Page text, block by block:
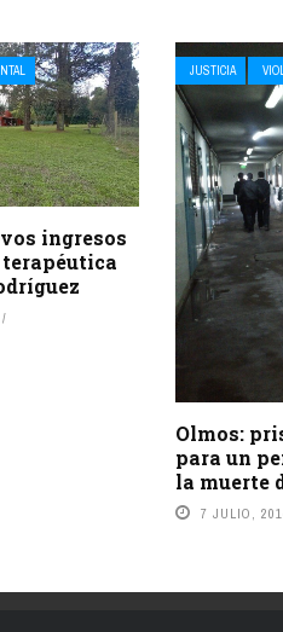
ingresos
JUSTICIA
Olmos:
para un
la muerte
7 JULIO,